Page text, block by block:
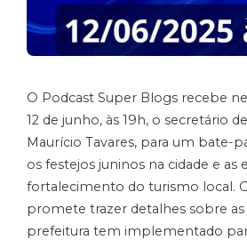
O Podcast Super Blogs recebe
12 de junho, às 19h, o secretário
Maurício Tavares, para um bate-
os festejos juninos na cidade e as
fortalecimento do turismo local.
promete trazer detalhes sobre as
prefeitura tem implementado